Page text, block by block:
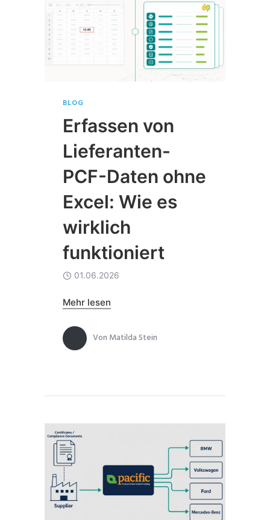
BLOG
Erfassen von
Lieferanten-
PCF-Daten ohne
Excel: Wie es
wirklich
funktioniert
01.06.2026
Mehr lesen
Von Matilda Stein